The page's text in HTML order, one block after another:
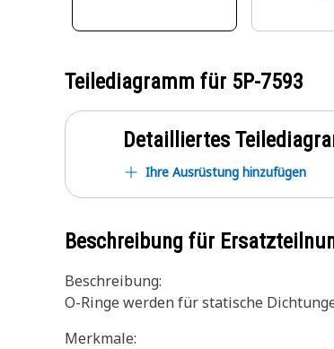
Teilediagramm für 5P-7593
Detailliertes
Ihre Ausrüstung hinzufügen
Beschreibung für
Beschreibung:
O-Ringe werden für statische
Merkmale: